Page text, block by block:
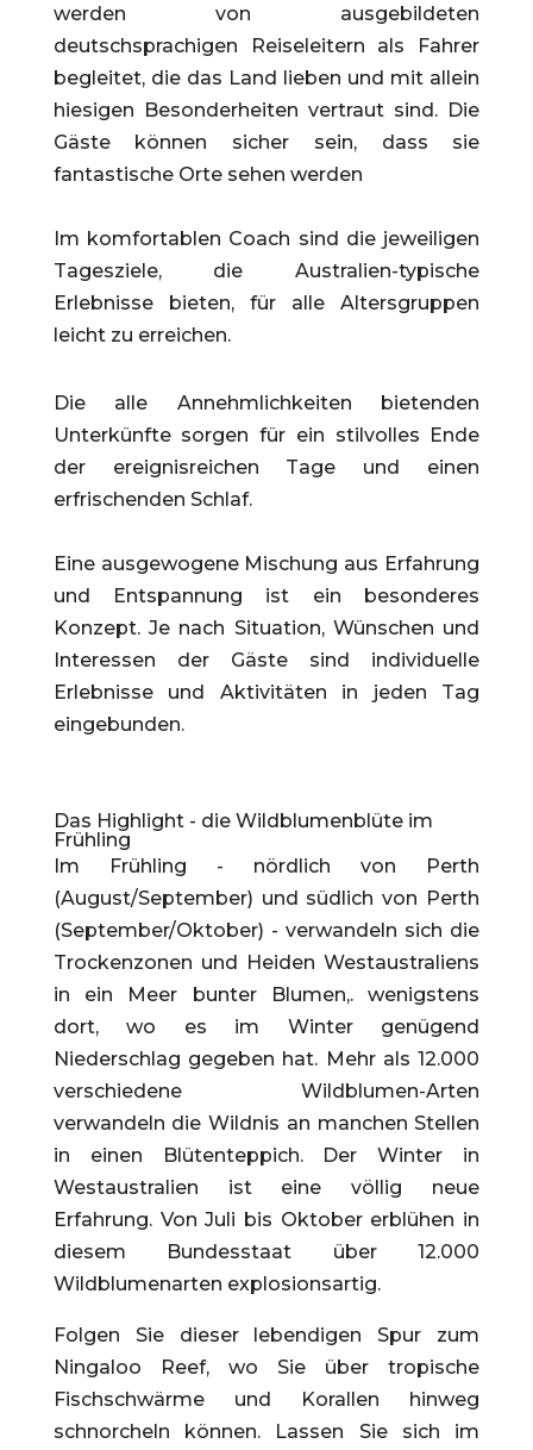
werden von ausgebildeten
deutschsprachigen Reiseleitern als Fahrer
begleitet, die das Land lieben und mit allein
hiesigen Besonderheiten vertraut sind. Die
Gäste können sicher sein, dass sie
fantastische Orte sehen werden
Im komfortablen Coach sind die jeweiligen
Tagesziele, die Australien-typische
Erlebnisse bieten, für alle Altersgruppen
leicht zu erreichen.
Die alle Annehmlichkeiten bietenden
Unterkünfte sorgen für ein stilvolles Ende
der ereignisreichen Tage und einen
erfrischenden Schlaf.
Eine ausgewogene Mischung aus Erfahrung
und Entspannung ist ein besonderes
Konzept. Je nach Situation, Wünschen und
Interessen der Gäste sind individuelle
Erlebnisse und Aktivitäten in jeden Tag
eingebunden.
Das Highlight - die Wildblumenblüte im
Frühling
Im Frühling - nördlich von Perth
(August/September) und südlich von Perth
(September/Oktober) - verwandeln sich die
Trockenzonen und Heiden Westaustraliens
in ein Meer bunter Blumen,. wenigstens
dort, wo es im Winter genügend
Niederschlag gegeben hat. Mehr als 12.000
verschiedene Wildblumen-Arten
verwandeln die Wildnis an manchen Stellen
in einen Blütenteppich. Der Winter in
Westaustralien ist eine völlig neue
Erfahrung. Von Juli bis Oktober erblühen in
diesem Bundesstaat über 12.000
Wildblumenarten explosionsartig.
Folgen Sie dieser lebendigen Spur zum
Ningaloo Reef, wo Sie über tropische
Fischschwärme und Korallen hinweg
schnorcheln können. Lassen Sie sich im